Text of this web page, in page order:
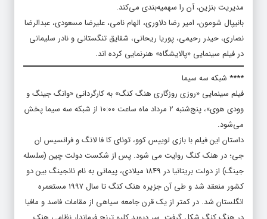
مدیریت بنزین، آن را سهمیه‌بندی می‌کند.
بانیپال شومون، امیر رضا دلاوری، الهام نامی، علیرضا مسعودی، عبدالرضا
نصاری، حیدر رحیمی، پوریا ریحانی، شقایق تنگستانی و نادر سلیمانی
در فیلم سینمایی «پالایشگاه» هنرنمایی کرده اند.
**** شبکه سه سیما
فیلم سینمایی «روزی روزگاری هنگ کنگ» به کارگردانی «وانگ جینگ و
وودی هوی»، پنج‌شنبه ۲ مرداد ماه ساعت ۱۰:۰۰ از شبکه سه سیما پخش
می‌شود.
داستان این فیلم با بازی لوییس کوو، تونای کا فا لانگ و فرانسیس ان
جی؛ در هنک کنگ روایت می شود. پس از شکست دولت چین (سلسله
جینگ) از دولت بریتانیا در ۱۸۴۹ میلادی، پیمانی به نام نانجینگ بین دو
کشور منعقد شد و طی آن جزیره هنک کنگ تا سال ۱۹۹۷ مستعمره
انگلستان شد. در کمتر از یک قرن جامعه سیاهی از مقامات فاسد و مافیا